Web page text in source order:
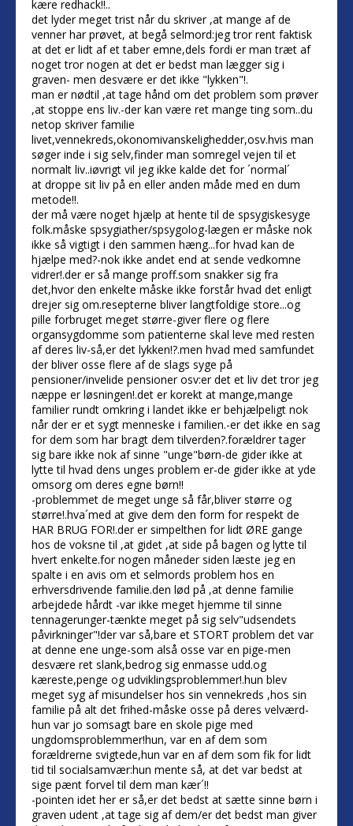
kære redhack!!..
det lyder meget trist når du skriver ,at mange af de
venner har prøvet, at begå selmord:jeg tror rent faktisk
at det er lidt af et taber emne,dels fordi er man træt af
noget tror nogen at det er bedst man lægger sig i
graven- men desvære er det ikke "lykken"!.
man er nødtil ,at tage hånd om det problem som prøver
,at stoppe ens liv.-der kan være ret mange ting som..du
netop skriver familie
livet,vennekreds,okonomivanskelighedder,osv.hvis man
søger inde i sig selv,finder man somregel vejen til et
normalt liv..iøvrigt vil jeg ikke kalde det for ´normal´
at droppe sit liv på en eller anden måde med en dum
metode!!.
der må være noget hjælp at hente til de spsygiskesyge
folk.måske spsygiather/spsygolog-lægen er måske nok
ikke så vigtigt i den sammen hæng...for hvad kan de
hjælpe med?-nok ikke andet end at sende vedkomne
vidrer!.der er så mange proff.som snakker sig fra
det,hvor den enkelte måske ikke forstår hvad det enligt
drejer sig om.resepterne bliver langtfoldige store...og
pille forbruget meget større-giver flere og flere
organsygdomme som patienterne skal leve med resten
af deres liv-så,er det lykken!?.men hvad med samfundet
der bliver osse flere af de slags syge på
pensioner/invelide pensioner osv:er det et liv det tror jeg
næppe er løsningen!.det er korekt at mange,mange
familier rundt omkring i landet ikke er behjælpeligt nok
når der er et sygt menneske i familien.-er det ikke en sag
for dem som har bragt dem tilverden?.forældrer tager
sig bare ikke nok af sinne "unge"børn-de gider ikke at
lytte til hvad dens unges problem er-de gider ikke at yde
omsorg om deres egne børn!!
-problemmet de meget unge så får,bliver større og
større!.hva´med at give dem den form for respekt de
HAR BRUG FOR!.der er simpelthen for lidt ØRE gange
hos de voksne til ,at gidet ,at side på bagen og lytte til
hvert enkelte.for nogen måneder siden læste jeg en
spalte i en avis om et selmords problem hos en
erhversdrivende familie.den lød på ,at denne familie
arbejdede hårdt -var ikke meget hjemme til sinne
tennagerunger-tænkte meget på sig selv"udsendets
påvirkninger"!der var så,bare et STORT problem det var
at denne ene unge-som alså osse var en pige-men
desvære ret slank,bedrog sig enmasse udd.og
kæreste,penge og udviklingsproblemmer!.hun blev
meget syg af misundelser hos sin vennekreds ,hos sin
familie på alt det frihed-måske osse på deres velværd-
hun var jo somsagt bare en skole pige med
ungdomsproblemmer!hun, var en af dem som
forældrerne svigtede,hun var en af dem som fik for lidt
tid til socialsamvær:hun mente så, at det var bedst at
sige pænt forvel til dem man kær´!!
-pointen idet her er så,er det bedst at sætte sinne børn i
graven udent ,at tage sig af dem/er det bedst man giver